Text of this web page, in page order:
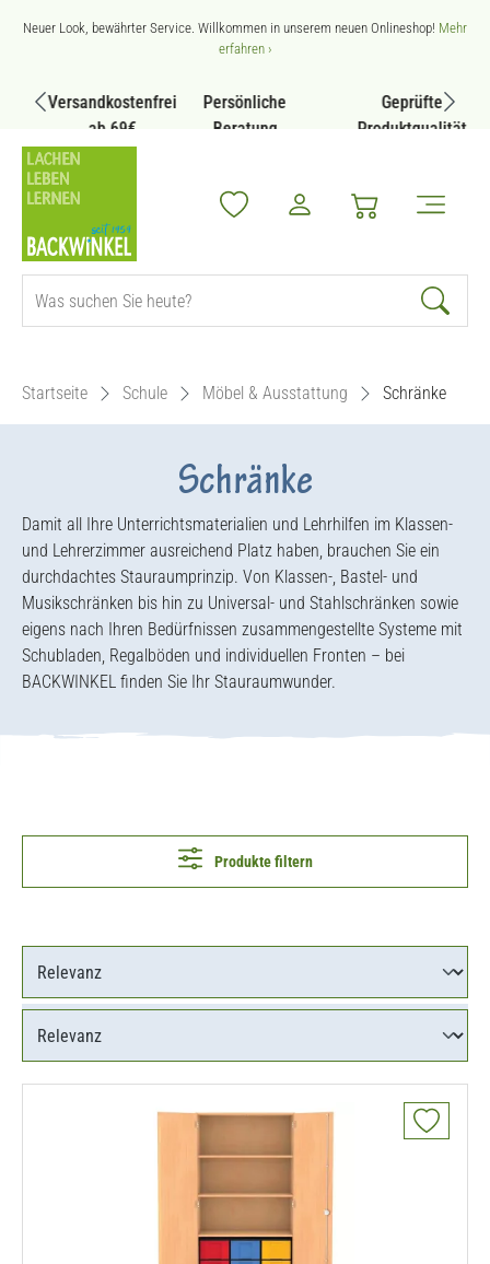
Zum Hauptinhalt springen
Neuer Look, bewährter Service. Willkommen in unserem neuen Onlineshop! Mehr
erfahren ›
Versandkostenfrei
ab 69€
Persönliche
Beratung
Geprüfte
Produktqualität
Startseite Schule Möbel & Ausstattung Schränke
Schränke
Damit all Ihre Unterrichtsmaterialien und Lehrhilfen im Klassen-
und Lehrerzimmer ausreichend Platz haben, brauchen Sie ein
durchdachtes Stauraumprinzip. Von Klassen-, Bastel- und
Musikschränken bis hin zu Universal- und Stahlschränken sowie
eigens nach Ihren Bedürfnissen zusammengestellte Systeme mit
Schubladen, Regalböden und individuellen Fronten – bei
BACKWINKEL finden Sie Ihr Stauraumwunder.
Produkte filtern